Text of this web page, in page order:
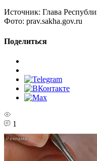
Источник: Глава
Фото: prav.sakha.gov.ru
Поделиться
1